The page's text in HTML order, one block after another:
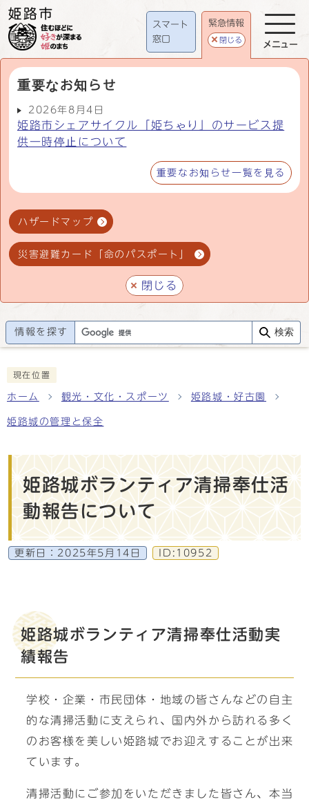
スマート
窓口
緊急情報
閉じる
重要なお知らせ
2026年8月4日
姫路市シェアサイクル「姫ちゃり」のサービス提
供一時停止について
重要なお知らせ一覧を見る
ハザードマップ
災害避難カード「命のパスポート」
閉じる
メニュー
情報を探す 検索
現在位置
ホーム 観光・文化・スポーツ 姫路城・好古園
姫路城の管理と保全
姫路城ボランティア清掃奉仕活
動報告について
更新日： 2025年5月14日 ID:10952
姫路城ボランティア清掃奉仕活動実
績報告
学校・企業・市民団体・地域の皆さんなどの自主
的な清掃活動に支えられ、国内外から訪れる多く
のお客様を美しい姫路城でお迎えすることが出来
ています。
清掃活動にご参加をいただきました皆さん、本当